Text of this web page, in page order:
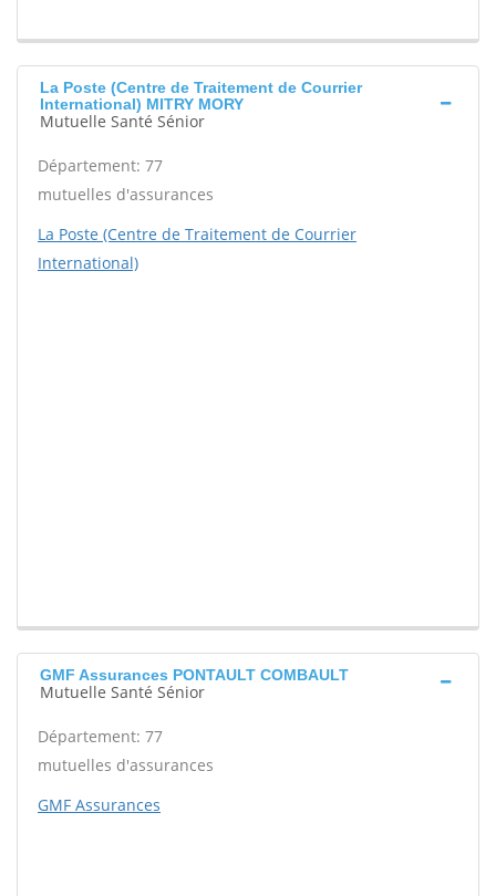
La Poste (Centre de Traitement de Courrier
International) MITRY MORY
Mutuelle Santé Sénior
Département: 77
mutuelles d'assurances
La Poste (Centre de Traitement de Courrier
International)
GMF Assurances PONTAULT COMBAULT
Mutuelle Santé Sénior
Département: 77
mutuelles d'assurances
GMF Assurances